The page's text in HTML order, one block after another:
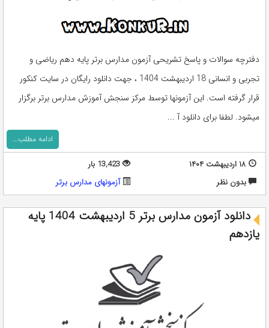
دفترچه سوالات و پاسخ تشریحی آزمون مدارس برتر پایه دهم ریاضی و
تجربی و انسانی 18 اردیبهشت 1404 ، جهت دانلود رایگان در سایت کنکور
قرار گرفته است. این آزمونها توسط مرکز سنجش آموزش مدارس برتر برگزار
میشود. لطفا برای دانلود آ ...
ادامه مطلب...
۱۸ اردیبهشت ۱۴۰۴
13,423 بار
بدون نظر
آزمونهای مدارس برتر
دانلود آزمون مدارس برتر 5 اردیبهشت 1404 پایه
یازدهم